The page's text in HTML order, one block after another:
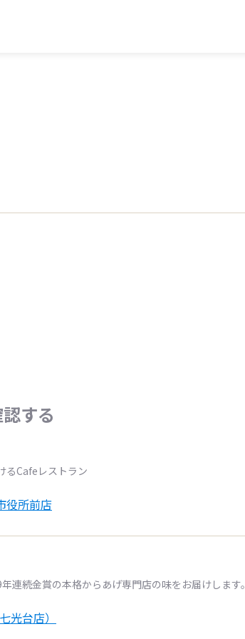
する
るCafeレストラン
役所前店
連続金賞の本格からあげ専門店の味をお届けします。
光台店）